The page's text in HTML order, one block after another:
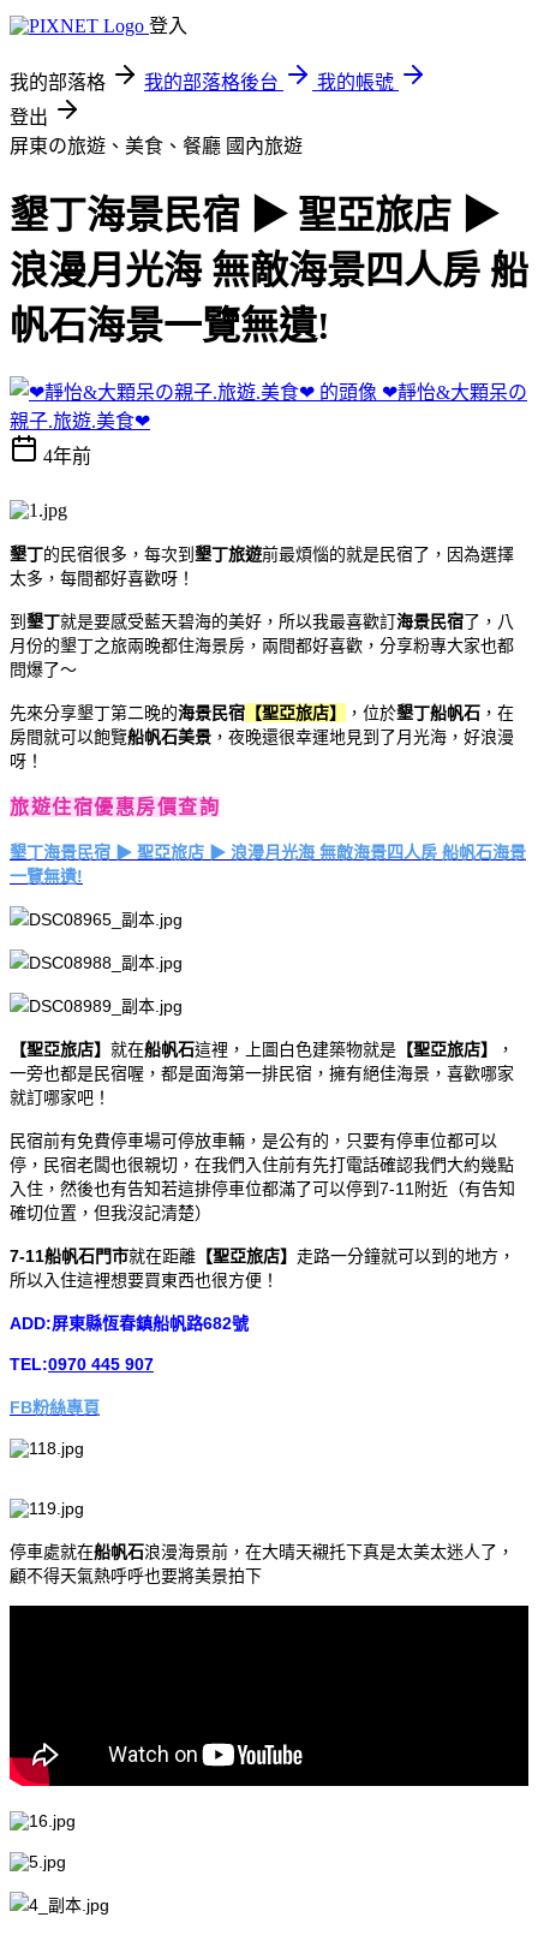
登入
我的部落格 我的部落格後台
我的帳號
登出
屏東の旅遊、美食、餐廳 國內旅遊
墾丁海景民宿 ▶ 聖亞旅店 ▶
浪漫月光海 無敵海景四人房 船
帆石海景一覽無遺!
❤靜怡&大顆呆の
親子.旅遊.美食❤
4年前
墾丁的民宿很多，每次到 墾丁旅遊前最煩惱的就是民宿了，因為選擇
太多，每間都好喜歡呀！
到 墾丁就是要感受藍天碧海的美好，所以我最喜歡訂海景民宿了，八
月份的墾丁之旅兩晚都住海景房，兩間都好喜歡，分享粉專大家也都
問爆了～
先來分享墾丁第二晚的海景民宿 【聖亞旅店】 ，位於墾丁船帆石 ，在
房間就可以飽覽船帆石美景 ，夜晚還很幸運地見到了月光海，好浪漫
呀！
旅遊住宿優惠房價查詢
墾丁海景民宿 ▶ 聖亞旅店 ▶ 浪漫月光海 無敵海景四人房 船帆石海景
一覽無遺!
【聖亞旅店】 就在船帆石這裡，上圖白色建築物就是 【聖亞旅店】
，
一旁也都是民宿喔，都是面海第一排民宿，擁有絕佳海景，喜歡哪家
就訂哪家吧！
民宿前有免費停車場可停放車輛，是公有的，只要有停車位都可以
停，民宿老闆也很親切，在我們入住前有先打電話確認我們大約幾點
入住，然後也有告知若這排停車位都滿了可以停到7-11附近（有告知
確切位置，但我沒記清楚）
7-11船帆石門市就在距離 【聖亞旅店】 走路一分鐘就可以到的地方，
所以入住這裡想要買東西也很方便！
ADD:屏東縣恆春鎮船帆路682號
TEL:0970 445 907
FB粉絲專頁
停車處就在船帆石浪漫海景前，在大晴天襯托下真是太美太迷人了，
顧不得天氣熱呼呼也要將美景拍下